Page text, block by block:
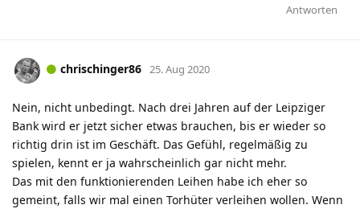
Antworten
chrischinger86 25. Aug 2020
Nein, nicht unbedingt. Nach drei Jahren auf der Leipziger
Bank wird er jetzt sicher etwas brauchen, bis er wieder so
richtig drin ist im Geschäft. Das Gefühl, regelmäßig zu
spielen, kennt er ja wahrscheinlich gar nicht mehr.
Das mit den funktionierenden Leihen habe ich eher so
gemeint, falls wir mal einen Torhüter verleihen wollen. Wenn